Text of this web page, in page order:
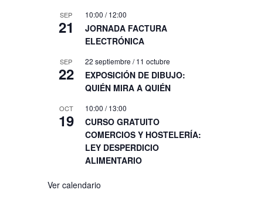
SEP
21
10:00 /12:00
JORNADA FACTURA
ELECTRÓNICA
SEP
22
22 septiembre /11 octubre
EXPOSICIÓN DE DIBUJO:
QUIÉN MIRA A QUIÉN
OCT
19
10:00 /13:00
CURSO GRATUITO
COMERCIOS Y HOSTELERÍA:
LEY DESPERDICIO
ALIMENTARIO
Ver calendario